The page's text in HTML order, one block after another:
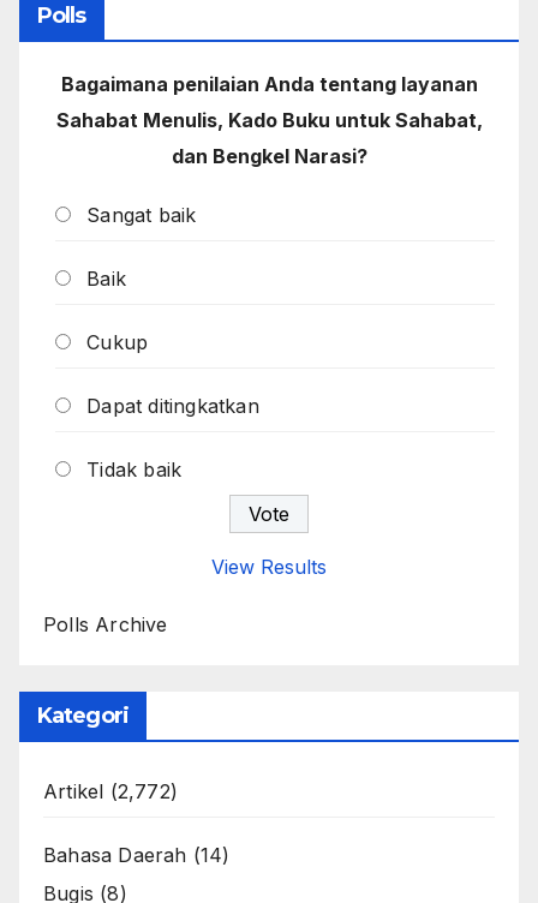
Polls
Bagaimana penilaian Anda tentang layanan
Sahabat Menulis, Kado Buku untuk Sahabat,
dan Bengkel Narasi?
Sangat baik
Baik
Cukup
Dapat ditingkatkan
Tidak baik
View Results
Polls Archive
Kategori
Artikel (2,772)
Bahasa Daerah (14)
Bugis (8)